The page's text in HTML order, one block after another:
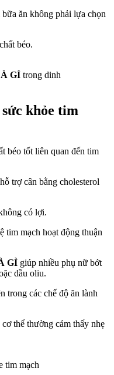
ăn không phải lựa chọn
béo.
GÌ trong dinh
khỏe tim
béo tốt liên quan đến tim
trợ cân bằng cholesterol
có lợi.
tim mạch hoạt động thuận
GÌ giúp nhiều phụ nữ bớt
dầu oliu.
trong các chế độ ăn lành
thể thường cảm thấy nhẹ
tim mạch